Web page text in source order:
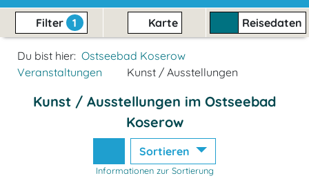
Filter 1 Karte Reisedaten
Du bist hier: Ostseebad Koserow
Veranstaltungen
Kunst / Ausstellungen
Kunst / Ausstellungen im Ostseebad
Koserow
Sortieren
Informationen zur Sortierung